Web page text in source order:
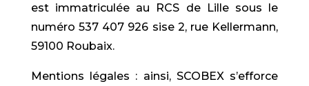
est immatriculée au RCS de Lille sous le
numéro 537 407 926 sise 2, rue Kellermann,
59100 Roubaix.
Mentions légales : ainsi, SCOBEX s’efforce